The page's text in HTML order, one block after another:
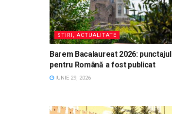
STIRI, ACTUALITATE
Barem Bacalaureat 2026: punctajul
pentru Română a fost publicat
IUNIE 29, 2026